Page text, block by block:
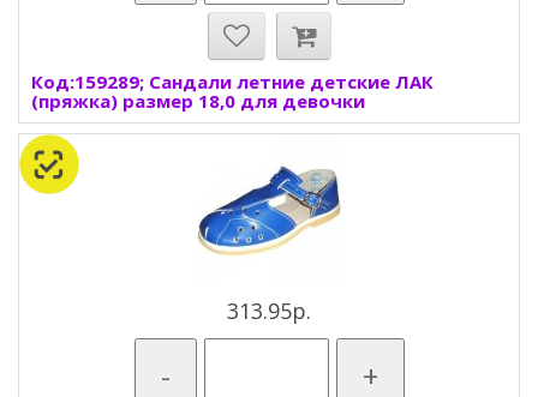
Код:159289; Сандали летние детские ЛАК
(пряжка) размер 18,0 для девочки
313.95р.
- +